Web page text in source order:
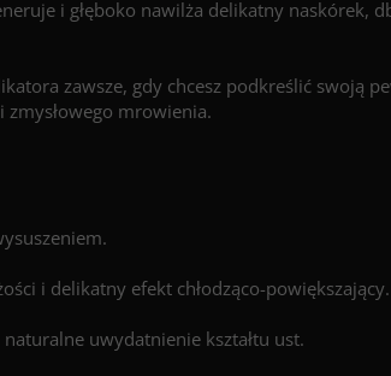
i głęboko nawilża delikatny naskórek,
zawsze, gdy chcesz podkreślić swoją
mrowienia.
i delikatny efekt chłodząco-powiększający.
uwydatnienie kształtu ust.